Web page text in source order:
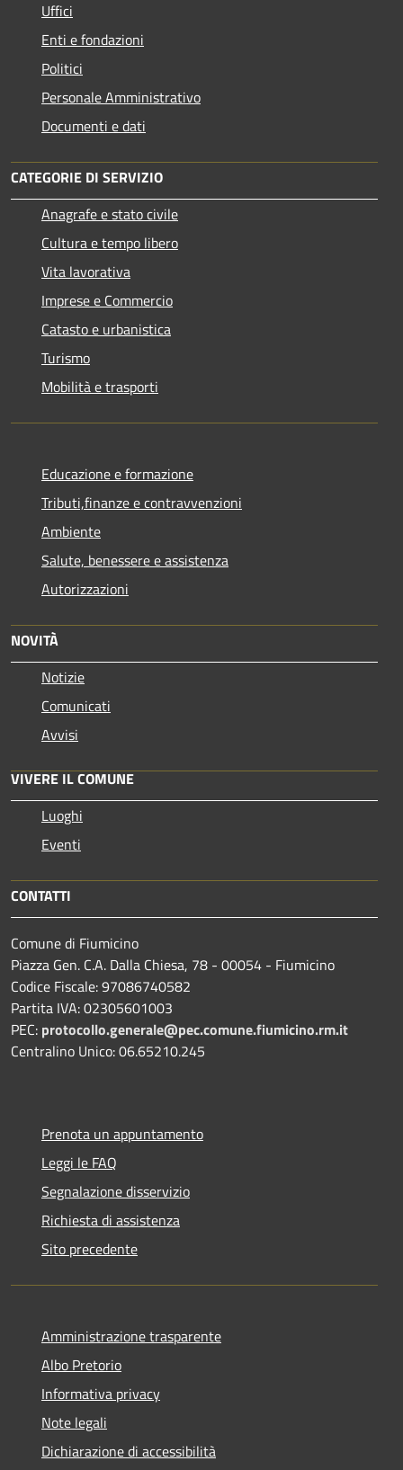
Uffici
Enti e fondazioni
Politici
Personale Amministrativo
Documenti e dati
CATEGORIE DI SERVIZIO
Anagrafe e stato civile
Cultura e tempo libero
Vita lavorativa
Imprese e Commercio
Catasto e urbanistica
Turismo
Mobilità e trasporti
Educazione e formazione
Tributi,finanze e contravvenzioni
Ambiente
Salute, benessere e assistenza
Autorizzazioni
NOVITÀ
Notizie
Comunicati
Avvisi
VIVERE IL COMUNE
Luoghi
Eventi
CONTATTI
Comune di Fiumicino
Piazza Gen. C.A. Dalla Chiesa, 78 - 00054 - Fiumicino
Codice Fiscale: 97086740582
Partita IVA: 02305601003
PEC: protocollo.generale@pec.comune.fiumicino.rm.it
Centralino Unico: 06.65210.245
Prenota un appuntamento
Leggi le FAQ
Segnalazione disservizio
Richiesta di assistenza
Sito precedente
Amministrazione trasparente
Albo Pretorio
Informativa privacy
Note legali
Dichiarazione di accessibilità